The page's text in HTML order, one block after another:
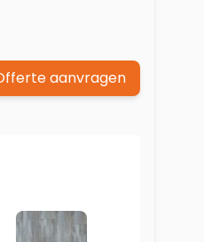
aanvragen
Kastanie
4754 Hella Eiche